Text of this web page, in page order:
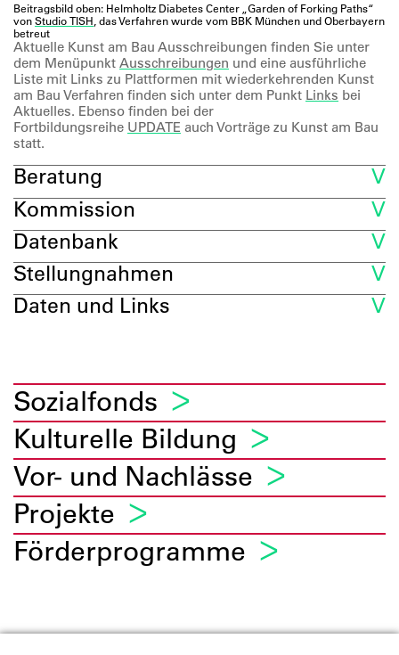
Beitragsbild oben: Helmholtz Diabetes Center „Garden of Forking Paths“
vonStudio TISH, das Verfahren wurde vom BBK München und Oberbayern
betreut
Aktuelle Kunst am Bau Ausschreibungen finden Sie unter
dem Menüpunkt Ausschreibungen und eine ausführliche
Liste mit Links zu Plattformen mit wiederkehrenden Kunst
am Bau Verfahren finden sich unter dem Punkt Links bei
Aktuelles. Ebenso finden bei der
Fortbildungsreihe UPDATE auch Vorträge zu Kunst am Bau
statt.
Beratung
Kommission
Datenbank
Stellungnahmen
Daten und Links
Sozialfonds
Kulturelle Bildung
Vor- und Nachlässe
Projekte
Förderprogramme